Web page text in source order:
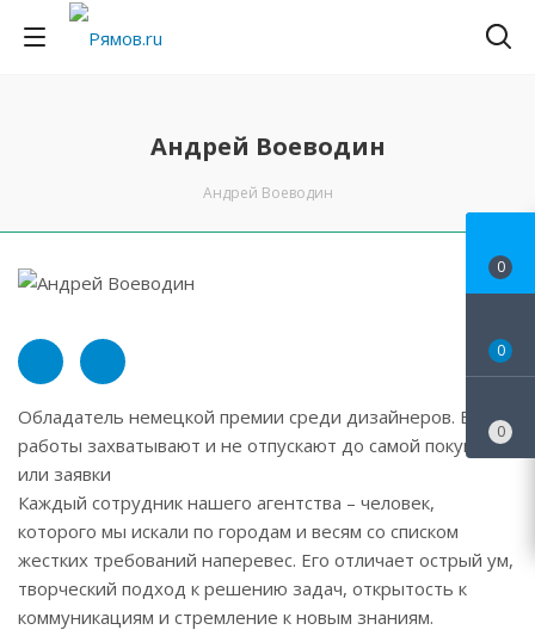
Андрей Воеводин
Андрей Воеводин
Обладатель немецкой премии среди дизайнеров. Его
работы захватывают и не отпускают до самой покупки
или заявки
Каждый сотрудник нашего агентства – человек,
которого мы искали по городам и весям со списком
жестких требований наперевес. Его отличает острый ум,
творческий подход к решению задач, открытость к
коммуникациям и стремление к новым знаниям.
0
0
0